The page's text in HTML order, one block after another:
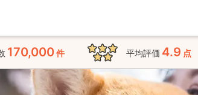
170,000件 平均評価 4.9 点